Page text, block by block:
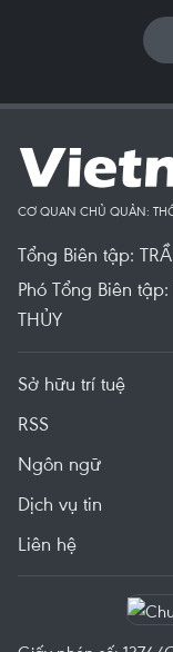
CƠ QUAN CHỦ QUẢN:
Tổng Biên tập:
Phó Tổng Biên
THỦY
Sở hữu trí tuệ
RSS
Ngôn ngữ
Dịch vụ tin
Liên hệ